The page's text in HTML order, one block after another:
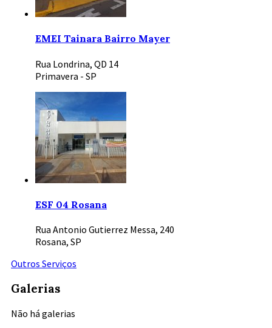
EMEI Tainara Bairro Mayer
Rua Londrina, QD 14
Primavera - SP
ESF 04 Rosana
Rua Antonio Gutierrez Messa, 240
Rosana, SP
Outros Serviços
Galerias
Não há galerias